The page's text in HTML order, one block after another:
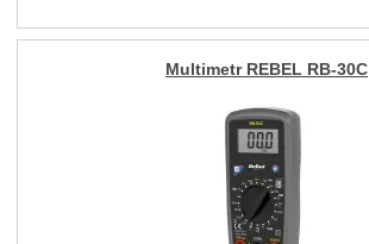
Multimetr REBEL RB-30C